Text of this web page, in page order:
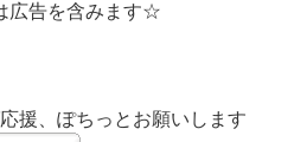
広告を含みます☆
援、ぽちっとお願いします